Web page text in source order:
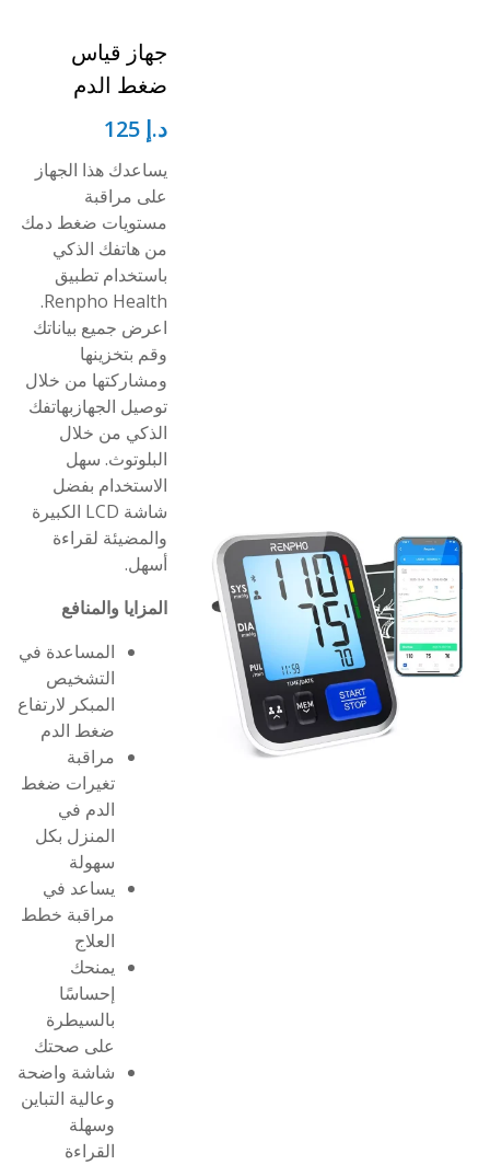
جهاز قياس
ضغط الدم
د.إ
يساعدك هذا الجهاز
على مراقبة
مستويات ضغط دمك
من هاتفك الذكي
باستخدام تطبيق
Renpho Health.
اعرض جميع بياناتك
وقم بتخزينها
ومشاركتها من خلال
توصيل الجهازبهاتفك
الذكي من خلال
البلوتوث. سهل
الاستخدام بفضل
شاشة LCD الكبيرة
والمضيئة لقراءة
أسهل.
المزايا والمنافع
المساعدة في
التشخيص
المبكر لارتفاع
ضغط الدم
مراقبة
تغيرات ضغط
الدم في
المنزل بكل
سهولة
يساعد في
مراقبة خطط
العلاج
يمنحك
إحساسًا
بالسيطرة
على صحتك
شاشة واضحة
وعالية التباين
وسهلة
القراءة